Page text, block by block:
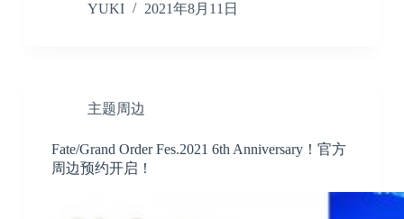
YUKI
2021年8月11日
主题周边
Fate/Grand Order Fes.2021 6th Anniversary！官方
周边预约开启！